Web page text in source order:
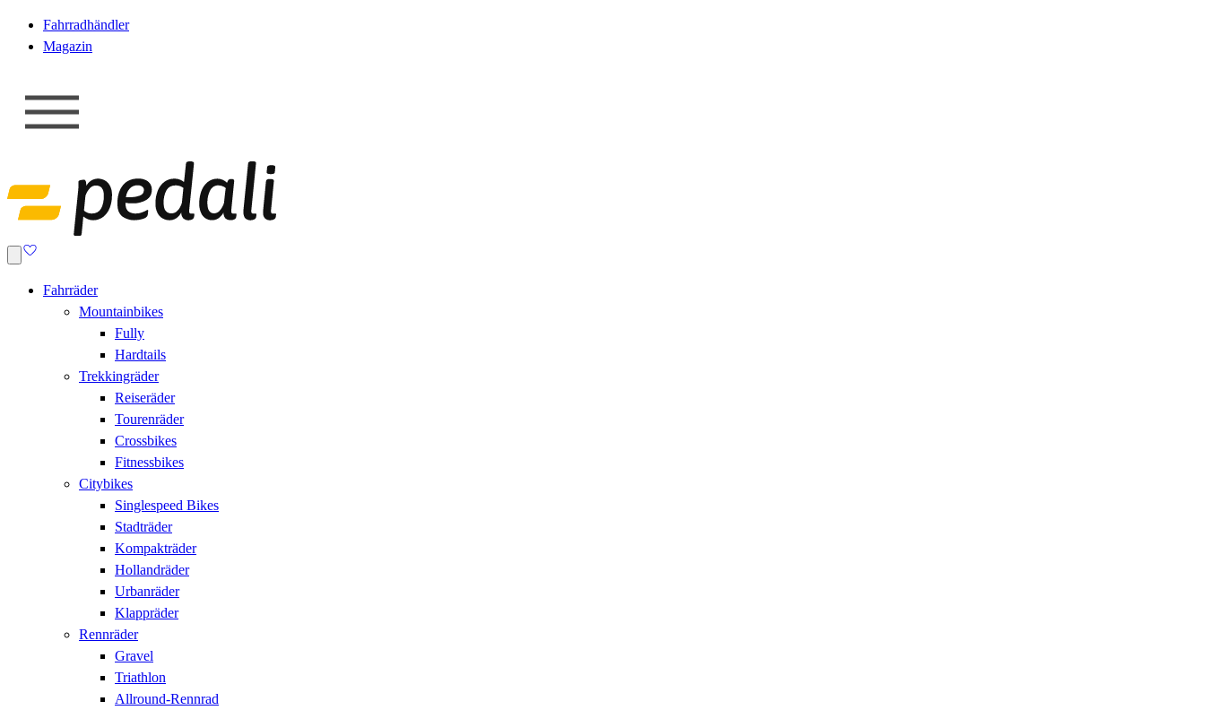
Fahrradhändler
Magazin
Fahrräder
Mountainbikes
Fully
Hardtails
Trekkingräder
Reiseräder
Tourenräder
Crossbikes
Fitnessbikes
Citybikes
Singlespeed Bikes
Stadträder
Kompakträder
Hollandräder
Urbanräder
Klappräder
Rennräder
Gravel
Triathlon
Allround-Rennrad